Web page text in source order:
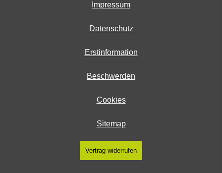
Impressum
Datenschutz
Erstinformation
Beschwerden
Cookies
Sitemap
Vertrag widerrufen